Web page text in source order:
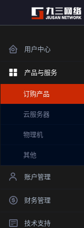
用户中心
产品与服务
订购产品
云服务器
物理机
其他
账户管理
财务管理
技术支持